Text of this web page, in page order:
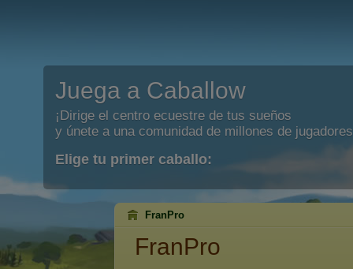
Juega a Caballow
¡Dirige el centro ecuestre de tus sueños
y únete a una comunidad de millones de
Elige tu primer caballo:
FranPro
FranPro